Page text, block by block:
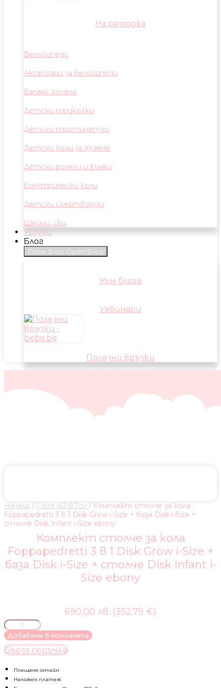
На разходка
Велосипеди
Аксесоари за велосипеди
Баланс колело
Детски триколки
Детски тротинетки
Детски коли за яздене
Детски ролели и кънки
Електрически коли
Детски скейтборди
Шейни, ски
Услуги
Блог
Close Блог Open Блог
Към блога
Уебинари
Полезни връзки
Начало / I-size 40-87см / Комплект столче за кола
Foppapedretti 3 в 1 Disk Grow i-Size + база Disk i-Size +
столче Disk Infant i-Size ebony
Комплект столче за кола
Foppapedretti 3 в 1 Disk Grow i-Size +
база Disk i-Size + столче Disk Infant i-
Size ebony
690,00 лв. (352.79 €)
количество
за
Комплект
столче
кола
Foppapedretti
Добавяне в количката
Бърза поръчка
Плащане онлайн
Наложен платеж